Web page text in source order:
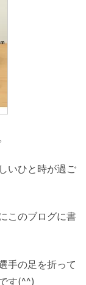
いひと時が過ご
このブログに書
手の足を折って
す(^^)